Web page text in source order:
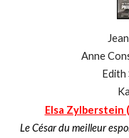
Anne
Edith
Elsa Zylberstein
Le César du meilleur